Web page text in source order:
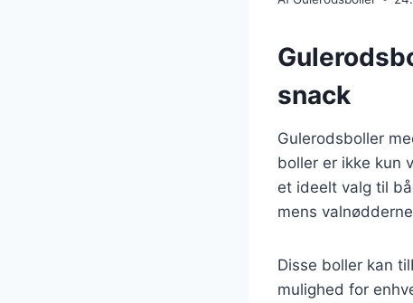
snack
Gulerodsboller
boller er ikke kun
et ideelt valg til
mens
Disse boller kan
mulighed for